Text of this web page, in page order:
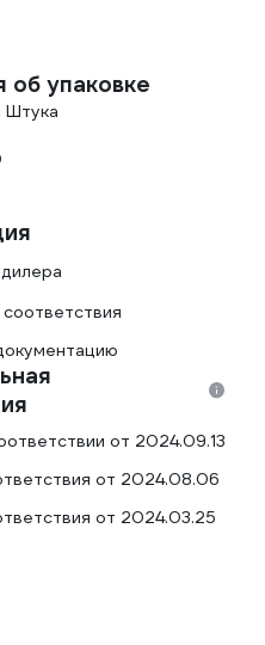
упаковке
Штука
от 2024.09.13
от 2024.08.06
от 2024.03.25